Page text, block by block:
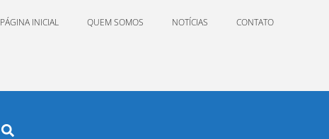
PÁGINA INICIAL QUEM SOMOS NOTÍCIAS CONTATO